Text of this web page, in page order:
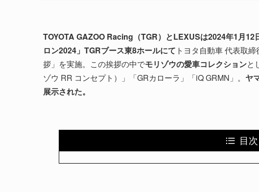
TOYOTA GAZOO Racing（TGR）とLEXUSは2024年1月
ロン2024」TGRブース東8ホールにて トヨタ自動車 代表取
拶」を実施。この挨拶の中でモリゾウの愛車コレクションと
ゾウ RR コンセプト）」「GRカローラ」「iQ GRMN」。 ヤ
展示された。
目次